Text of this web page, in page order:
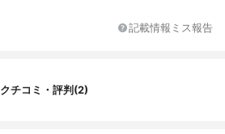
記載情報ミス報告
クチコミ・評判(2)